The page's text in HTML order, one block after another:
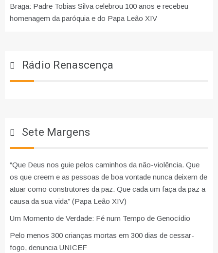
Braga: Padre Tobias Silva celebrou 100 anos e recebeu
homenagem da paróquia e do Papa Leão XIV
Rádio Renascença
Sete Margens
“Que Deus nos guie pelos caminhos da não-violência. Que
os que creem e as pessoas de boa vontade nunca deixem de
atuar como construtores da paz. Que cada um faça da paz a
causa da sua vida” (Papa Leão XIV)
Um Momento de Verdade: Fé num Tempo de Genocídio
Pelo menos 300 crianças mortas em 300 dias de cessar-
fogo, denuncia UNICEF